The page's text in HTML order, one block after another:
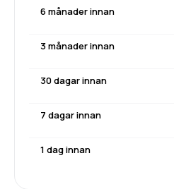
6 månader innan
3 månader innan
30 dagar innan
7 dagar innan
1 dag innan